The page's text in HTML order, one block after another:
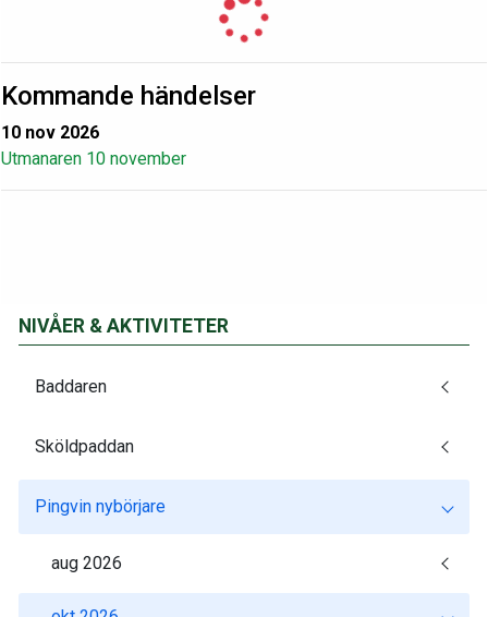
Kommande händelser
10 nov 2026
Utmanaren 10 november
NIVÅER & AKTIVITETER
Baddaren
Sköldpaddan
Pingvin nybörjare
aug 2026